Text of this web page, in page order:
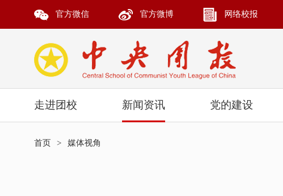
官方微信 官方微博 网络校报
走进团校 新闻资讯 党的建设
首页 > 媒体视角